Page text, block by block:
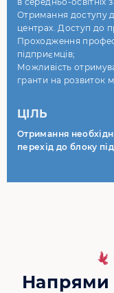
Отримання доступу
центрах. Доступ до
Проходження
підприємців;
Можливість
гранти на розвиток
ЦІЛЬ
Отримання
перехід до блоку
Напрями